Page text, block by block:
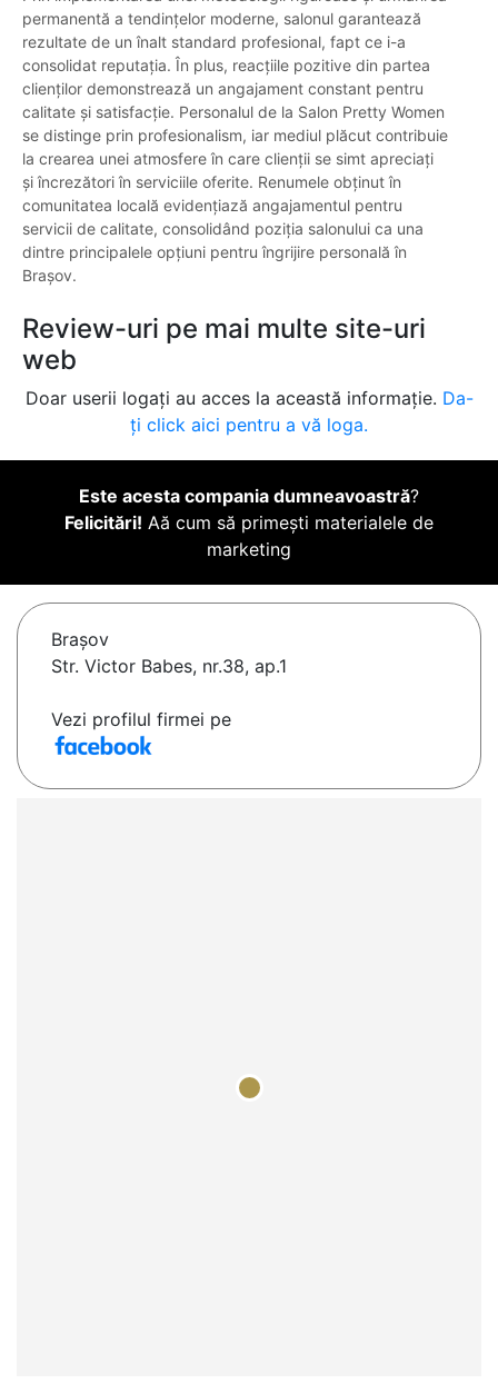
permanentă a tendințelor moderne, salonul garantează
rezultate de un înalt standard profesional, fapt ce i-a
consolidat reputația. În plus, reacțiile pozitive din partea
clienților demonstrează un angajament constant pentru
calitate și satisfacție. Personalul de la Salon Pretty Women
se distinge prin profesionalism, iar mediul plăcut contribuie
la crearea unei atmosfere în care clienții se simt apreciați
și încrezători în serviciile oferite. Renumele obținut în
comunitatea locală evidențiază angajamentul pentru
servicii de calitate, consolidând poziția salonului ca una
dintre principalele opțiuni pentru îngrijire personală în
Brașov.
Review-uri pe mai multe site-uri
web
Doar userii logați au acces la această informație. Da-
ți click aici pentru a vă loga.
Este acesta compania dumneavoastră?
Felicitări! Aă cum să primești materialele de
marketing
Braşov
Str. Victor Babes, nr.38, ap.1
Vezi profilul firmei pe